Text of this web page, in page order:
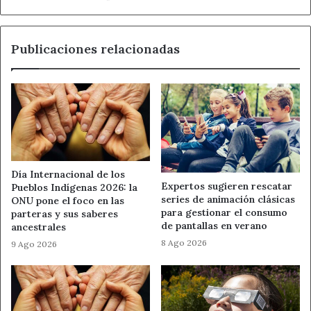
compañías asociadas al CEL le brindarán asesoramiento
gratuito en distintas cuestiones.
A lo largo de febrero, responsables de los empresarios
leoneses recorrerán la provincia para animar a los
estudiantes de una treintena de centros a presentar sus
propuestas, que deberán exponer frente al jurado el
próximo mayo, cuando se fallará el galardón.
Ahora León
Círculo de Empresarios Leoneses
Emprendimiento FP León
Fundación Castilla y León
Noticias de León
Publicaciones relacionadas
Día Internacional de los
Pueblos Indígenas 2026: la
ONU pone el foco en las
parteras y sus saberes
ancestrales
9 Ago 2026
Expertos sugieren rescatar
series de animación clásicas
para gestionar el consumo
de pantallas en verano
8 Ago 2026